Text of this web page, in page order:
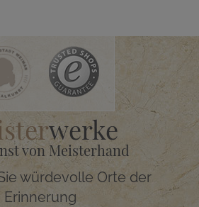
werke
von Meisterhand
würdevolle Orte der
Erinnerung